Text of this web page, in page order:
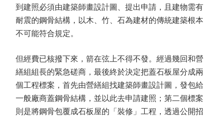
到建照必須由建築師畫設計圖、提出申請，且建物需有
耐震的鋼骨結構，以木、竹、石為建材的傳統建築根本
不可能符合規定。
但經費已核撥下來，箭在弦上不得不發。經過幾回和營
繕組組長的緊急磋商，最後終於決定把蓋石板屋分成兩
個工程標案，首先由營繕組找建築師畫設計圖，發包給
一般廠商蓋鋼骨結構，並以此去申請建照；第二個標案
則是將鋼骨包覆成石板屋的「裝修」工程，透過公開招